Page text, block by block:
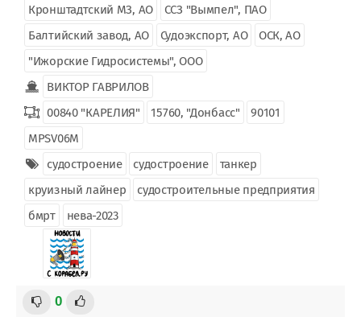
Кронштадтский МЗ, АО
ССЗ "Вымпел", ПАО
Балтийский завод, АО
Судоэкспорт, АО
ОСК, АО
"Ижорские Гидросистемы", ООО
ВИКТОР ГАВРИЛОВ
00840 "КАРЕЛИЯ"
15760, "Донбасс"
90101
MPSV06M
судостроение
судостроение
танкер
круизный лайнер
судостроительные предприятия
бмрт
нева-2023
0